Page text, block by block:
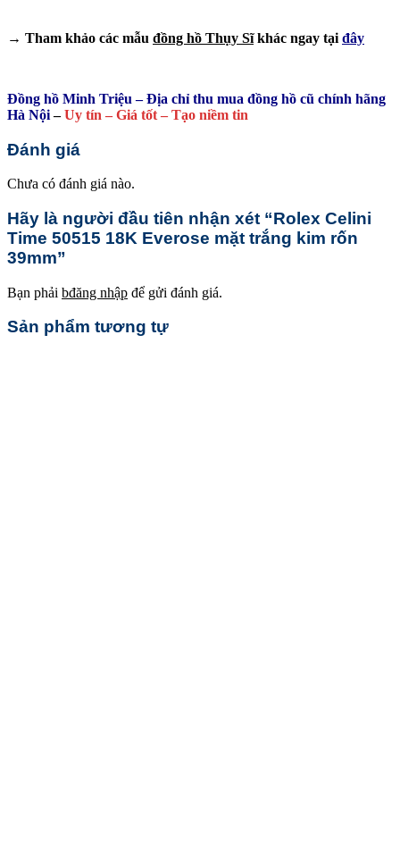
→ Tham khảo các mẫu đồng hồ Thụy Sĩkhác ngay tại đây
Đồng hồ Minh Triệu – Địa chỉ thu mua đồng hồ cũ chính hãng
Hà Nội–Uy tín – Giá tốt – Tạo niềm tin
Đánh giá
Chưa có đánh giá nào.
Hãy là người đầu tiên nhận xét “Rolex Celini
Time 50515 18K Everose mặt trắng kim rốn
39mm”
Bạn phải bđăng nhập để gửi đánh giá.
Sản phẩm tương tự